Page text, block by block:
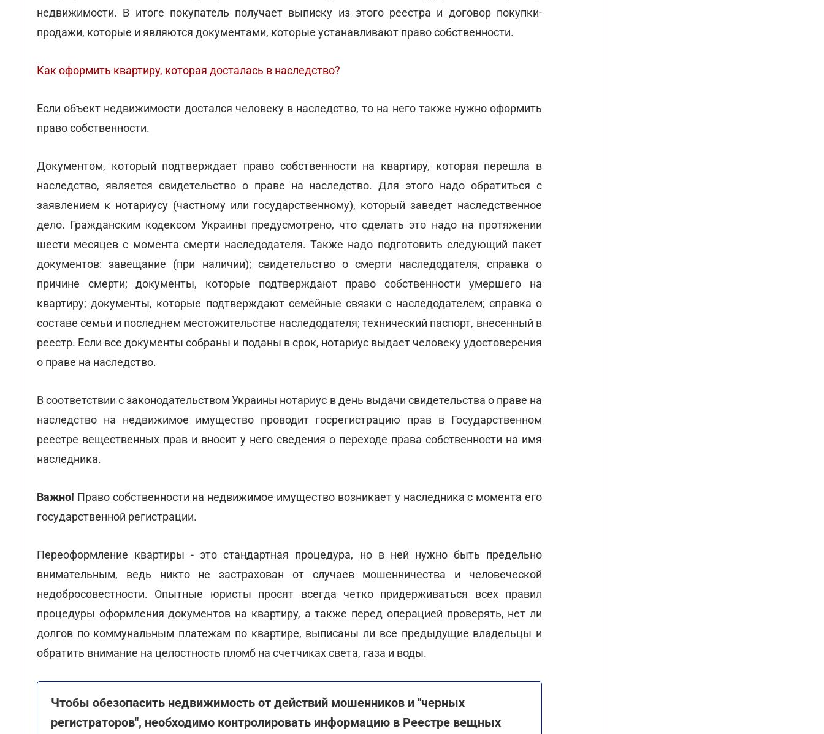
недвижимости. В итоге покупатель получает выписку из этого реестра и договор покупки-
продажи, которые и являются документами, которые устанавливают право собственности.
Как оформить квартиру, которая досталась в наследство?
Если объект недвижимости достался человеку в наследство, то на него также нужно оформить
право собственности.
Документом, который подтверждает право собственности на квартиру, которая перешла в
наследство, является свидетельство о праве на наследство. Для этого надо обратиться с
заявлением к нотариусу (частному или государственному), который заведет наследственное
дело. Гражданским кодексом Украины предусмотрено, что сделать это надо на протяжении
шести месяцев с момента смерти наследодателя. Также надо подготовить следующий пакет
документов: завещание (при наличии); свидетельство о смерти наследодателя, справка о
причине смерти; документы, которые подтверждают право собственности умершего на
квартиру; документы, которые подтверждают семейные связки с наследодателем; справка о
составе семьи и последнем местожительстве наследодателя; технический паспорт, внесенный в
реестр. Если все документы собраны и поданы в срок, нотариус выдает человеку удостоверения
о праве на наследство.
В соответствии с законодательством Украины нотариус в день выдачи свидетельства о праве на
наследство на недвижимое имущество проводит госрегистрацию прав в Государственном
реестре вещественных прав и вносит у него сведения о переходе права собственности на имя
наследника.
Важно! Право собственности на недвижимое имущество возникает у наследника с момента его
государственной регистрации.
Переоформление квартиры - это стандартная процедура, но в ней нужно быть предельно
внимательным, ведь никто не застрахован от случаев мошенничества и человеческой
недобросовестности. Опытные юристы просят всегда четко придерживаться всех правил
процедуры оформления документов на квартиру, а также перед операцией проверять, нет ли
долгов по коммунальным платежам по квартире, выписаны ли все предыдущие владельцы и
обратить внимание на целостность пломб на счетчиках света, газа и воды.
Чтобы обезопасить недвижимость от действий мошенников и "черных
регистраторов", необходимо контролировать информацию в Реестре вещных